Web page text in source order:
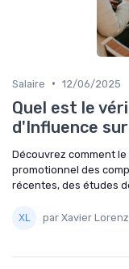
Salaire • 12/06/2025
Quel est le
d'Influence
Découvrez comment
promotionnel des
récentes, des études
par Xavier